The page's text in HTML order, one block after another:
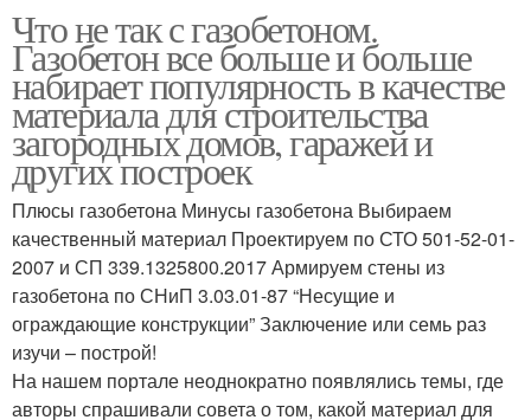
Что не так с газобетоном.
Газобетон все больше и больше
набирает популярность в качестве
материала для строительства
загородных домов, гаражей и
других построек
Плюсы газобетона Минусы газобетона Выбираем
качественный материал Проектируем по СТО 501-52-01-
2007 и СП 339.1325800.2017 Армируем стены из
газобетона по СНиП 3.03.01-87 “Несущие и
ограждающие конструкции” Заключение или семь раз
изучи – построй!
На нашем портале неоднократно появлялись темы, где
авторы спрашивали совета о том, какой материал для